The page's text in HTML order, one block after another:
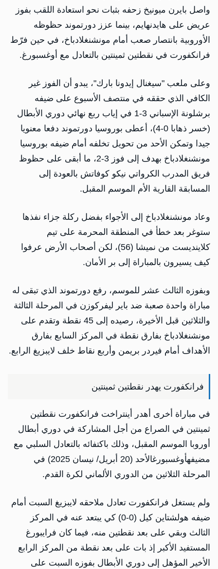
واصل بايرن ميونيخ زحفه بثبات نحو استعادة اللقب بفوز
عريض على هايدنهايم، بينما عزز دورتموند حظوظه
الأوروبية بانتصار صعب أمام مونشنغلادباخ، في حين فرّط
فرانكفورت في نقطتين ثمينتين بالتعادل مع أوغسبورغ.
وعلى ملعب "سيغنال إيدونا بارك"، يبدو أن الفوز غير
الكافي الذي حققه في منتصف الأسبوع على ضيفه
برشلونة الإسباني 3-1 في إياب ربع نهائي دوري الأبطال
(خسر ذهابا 0-4)، أعطى بوروسيا دورتموند دفعا معنويا
جيدا وتمكن الأحد من تحويل تخلفه أمام ضيفه بوروسيا
مونشنغلادباخ بهدف إلى فوز 3-2، ما أبقى على حظوظ
فريق المدرب الكرواتي نيكو كوفاتش بالعودة إلى
المسابقة القارية الأم الموسم المقبل.
وعاد مونشنغلادباخ إلى الأجواء بفضل ركلة جزاء نفذها
ستوغر بعد خطأ في المنطقة المحرمة على تيم
كلاينديست من نميشا (56)، لكن أصحاب الأرض عرفوا
كيف يسيرون بالمباراة إلى بر الأمان.
وبفوزه الثالث عشر للموسم، رفع دورتموند الذي تبقى له
مباراة واحدة صعبة ضد باير ليفركوزن في المرحلة الثالثة
والثلاثين قبل الأخيرة، رصيده إلى 45 نقطة وتقدم على
مونشنغلادباخ بفارق نقطة في المركز السابع بفارق
الأهداف أمام فيردر بريمن وأربع نقاط خلف لايبزيغ الرابع.
فرانكفورت يهدر نقطتين ثمينتين
في مباراة أخرى أهدر أينتراخت فرانكفورت نقطتين
ثمينتين في الصراع من أجل المشاركة في دوري أبطال
أوروبا الموسم المقبل، وذلك باكتفائه بالتعادل السلبي مع
مضيفهأوغسبورغالأحد (20 أبريل/ نيسان 2025) في
المرحلة الثلاثين من الدوري الألماني لكرة القدم.
ولم يستغل فرانكفورت تعادل ملاحقه لايبزيغ السبت أمام
ضيفه هولشتاين كيل (0-0) كي يبتعد عنه في المركز
الثالث وبقي على بعد نقطتين منه، فيما كان فرايبورغ
المستفيد الأكبر إذ بات على بعد نقطة من المركز الرابع
الأخير المؤهل إلى دوري الأبطال بفوزه السبت على